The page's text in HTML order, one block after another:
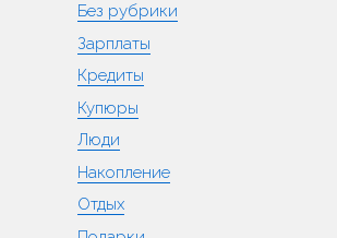
Без рубрики
Зарплаты
Кредиты
Купюры
Люди
Накопление
Отдых